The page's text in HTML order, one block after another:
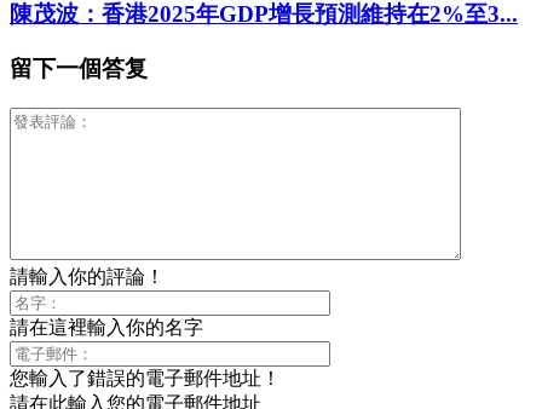
陳茂波：香港2025年GDP增長預測維持在2%至3...
留下一個答复
請輸入你的評論！
請在這裡輸入你的名字
您輸入了錯誤的電子郵件地址！
請在此輸入您的電子郵件地址